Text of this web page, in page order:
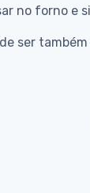
no forno e
ser